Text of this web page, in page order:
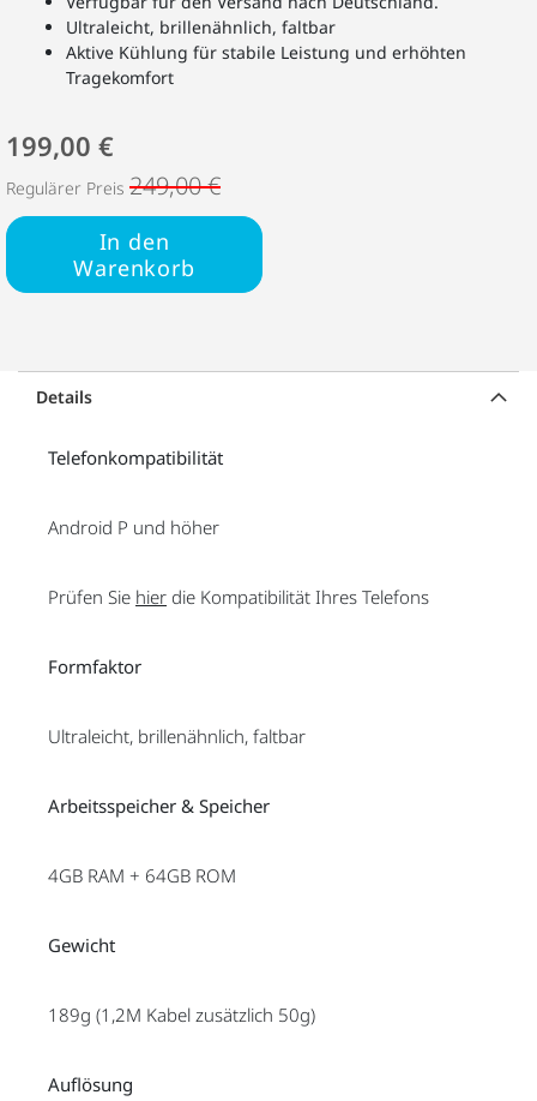
Ultraleicht, brillenähnlich, faltbar
Aktive Kühlung für stabile Leistung und erhöhten
Tragekomfort
199,00 €
Regulärer Preis 249,00 €
In den
Warenkorb
Details
Telefonkompatibilität
Android P und höher
Prüfen Sie hier die Kompatibilität Ihres Telefons
Formfaktor
Ultraleicht, brillenähnlich, faltbar
Arbeitsspeicher & Speicher
4GB RAM + 64GB ROM
Gewicht
189g (1,2M Kabel zusätzlich 50g)
Auflösung